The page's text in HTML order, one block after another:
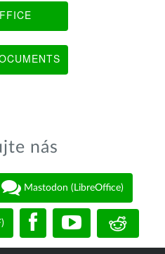
nás
Mastodon (LibreOffice)